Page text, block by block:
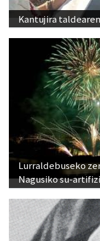
Kantujira
Lurraldebuseko
Nagusiko su-